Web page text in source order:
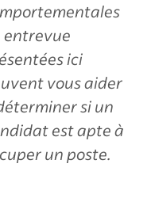
entrevue
ici
vous aider
si un
est apte à
un poste.